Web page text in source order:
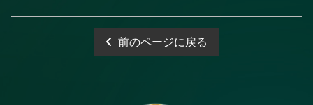
前のページに戻る